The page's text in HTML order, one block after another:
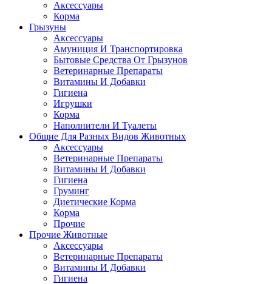
Аксессуары
Корма
Грызуны
Аксессуары
Амуниция И Транспортировка
Бытовые Средства От Грызунов
Ветеринарные Препараты
Витамины И Добавки
Гигиена
Игрушки
Корма
Наполнители И Туалеты
Общие Для Разных Видов Животных
Аксессуары
Ветеринарные Препараты
Витамины И Добавки
Гигиена
Груминг
Диетические Корма
Корма
Прочие
Прочие Животные
Аксессуары
Ветеринарные Препараты
Витамины И Добавки
Гигиена